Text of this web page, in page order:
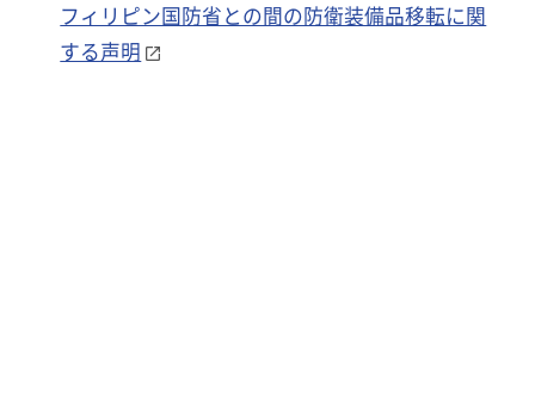
フィリピン国防省との間の防衛装備品移転に関
する声明